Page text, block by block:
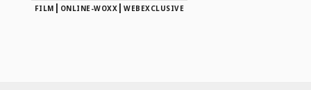
FILM | ONLINE-WOXX |WEBEXCLUSIVE